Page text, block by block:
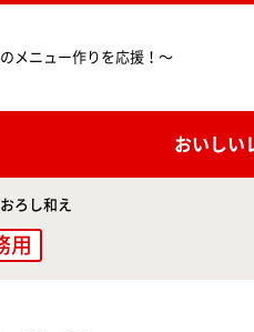
メニュー作りを応援！〜
おいしい
ろし和え
用